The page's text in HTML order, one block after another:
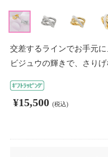
交差するラインでお手元
ビジュウの輝きで、さりげ
¥15,500 (税込)